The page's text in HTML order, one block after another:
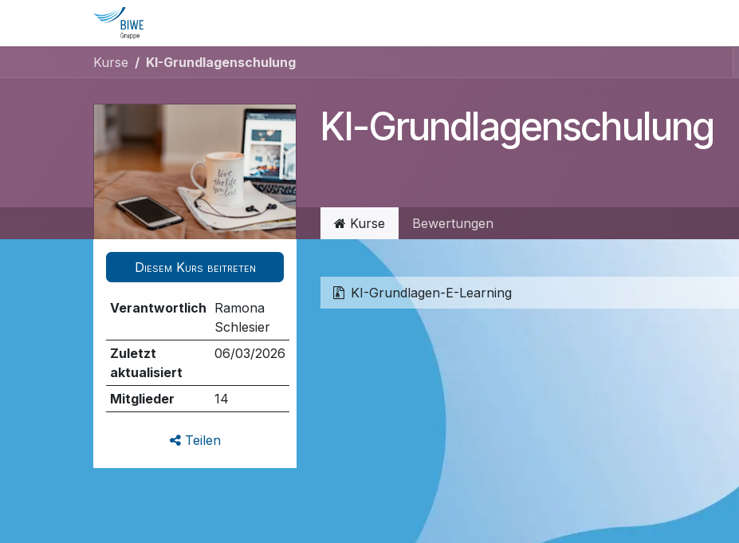
Zum Inhalt springen
Kurse KI-Grundlagenschulung
KI-Grundlagenschulung
Diesem Kurs beitreten
Verantwortlich Ramona
Schlesier
Zuletzt
aktualisiert
06/03/2026
Mitglieder 14
Teilen
Kurse Bewertungen
KI-Grundlagen-E-Learning